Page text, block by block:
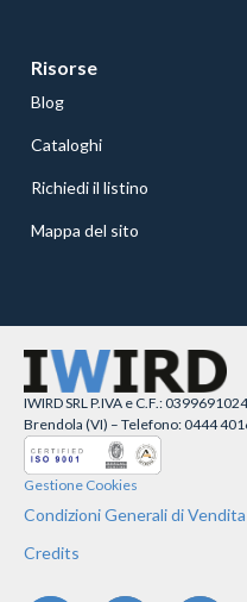
Risorse
Blog
Cataloghi
Richiedi il listino
Mappa del sito
IWIRD SRL P.IVA e C.F.:
Brendola (VI) – Telefono: 0444
Gestione Cookies
Condizioni Generali di Vendita
Credits